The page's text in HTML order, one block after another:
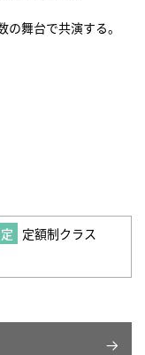
舞台で共演する。
定額制クラス